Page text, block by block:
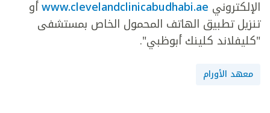
الإلكتروني www.clevelandclinicabudhabi.aeأو
تنزيل تطبيق الهاتف المحمول الخاص بمستشفى
"كليفلاند كلينك أبوظبي".
معهد الأورام